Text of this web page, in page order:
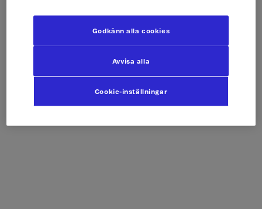
Cookie-inställningar
Avvisa alla
Godkänn alla cookies